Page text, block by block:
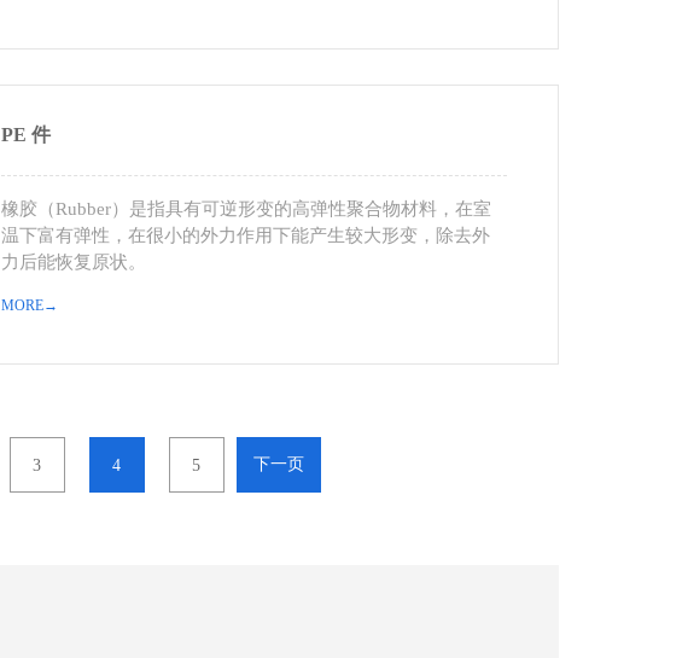
PE 件
橡胶（Rubber）是指具有可逆形变的高弹性聚合物材料，在室
温下富有弹性，在很小的外力作用下能产生较大形变，除去外
力后能恢复原状。
MORE→
3 4 5 下一页